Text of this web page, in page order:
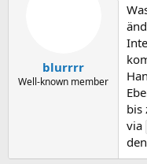
blurrrr
Well-known member
bis
via